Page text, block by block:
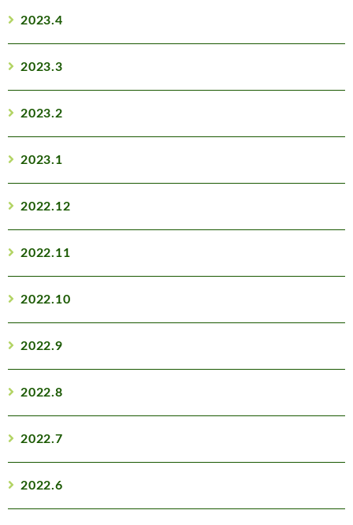
2023.4
2023.3
2023.2
2023.1
2022.12
2022.11
2022.10
2022.9
2022.8
2022.7
2022.6